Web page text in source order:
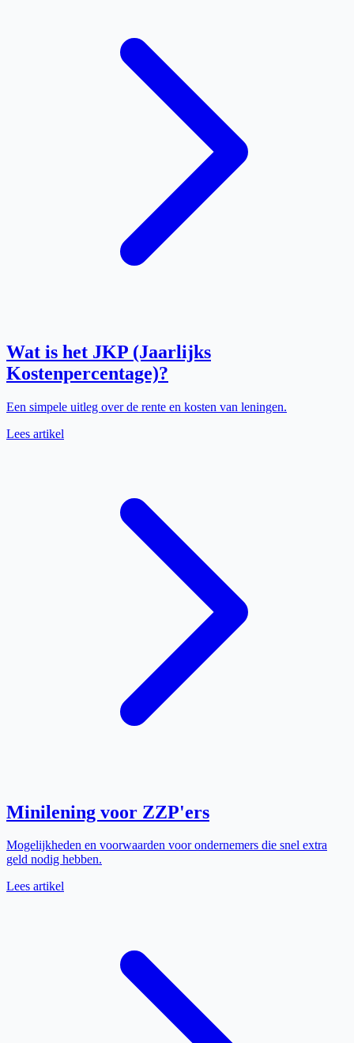
Wat is het JKP (Jaarlijks
Kostenpercentage)?
Een simpele uitleg over de rente en kosten van leningen.
Lees artikel
Minilening voor ZZP'ers
Mogelijkheden en voorwaarden voor ondernemers die snel extra
geld nodig hebben.
Lees artikel